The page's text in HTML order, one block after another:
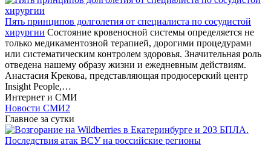
Пять принципов долголетия от специалиста по сосудистой
хирургии Состояние кровеносной системы определяется не
только медикаментозной терапией, дорогими процедурами
или систематическим контролем здоровья. Значительная роль
отведена нашему образу жизни и ежедневным действиям.
Анастасия Крекова, представляющая продюсерский центр
Insight People,…
Интернет и СМИ
Новости СМИ2
Главное за сутки